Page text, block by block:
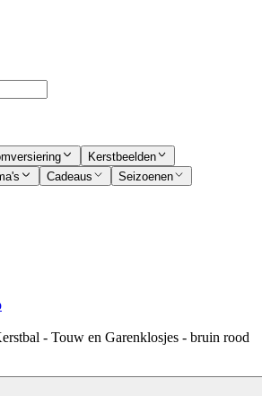
Kerstbeelden
Cadeaus Seizoenen
- Touw en Garenklosjes - bruin rood